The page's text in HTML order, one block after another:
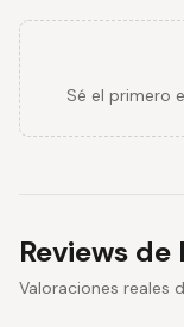
Sé el primero
Reviews
Valoraciones reales